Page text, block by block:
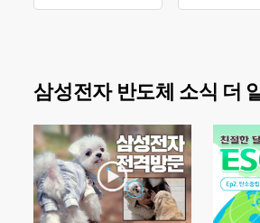
삼성전자 반도체 소식 더